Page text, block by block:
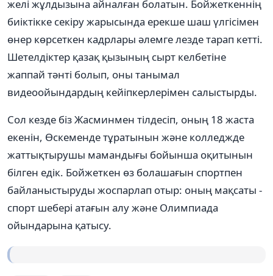
желі жұлдызына айналған болатын. Бойжеткеннің
биіктікке секіру жарысында ерекше шаш үлгісімен
өнер көрсеткен кадрлары әлемге лезде тарап кетті.
Шетелдіктер қазақ қызының сырт келбетіне
жаппай тәнті болып, оны танымал
видеоойындардың кейіпкерлерімен салыстырды.
Сол кезде біз Жасминмен тілдесіп, оның 18 жаста
екенін, Өскеменде тұратынын және колледжде
жаттықтырушы мамандығы бойынша оқитынын
білген едік. Бойжеткен өз болашағын спортпен
байланыстыруды жоспарлап отыр: оның мақсаты -
спорт шебері атағын алу және Олимпиада
ойындарына қатысу.